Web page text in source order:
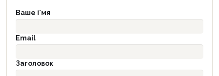
Ваше і'мя
Email
Заголовок